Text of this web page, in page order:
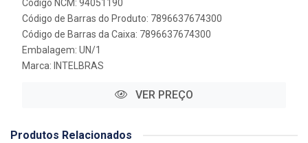
Código NCM: 94051190
Código de Barras do Produto: 7896637674300
Código de Barras da Caixa: 7896637674300
Embalagem: UN/1
Marca: INTELBRAS
VER PREÇO
Produtos Relacionados